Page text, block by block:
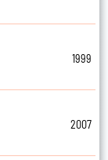
1999
2007